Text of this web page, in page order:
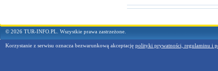
© 2026 TUR-INFO.PL. Wszystkie prawa zastrzeżone.
Korzystanie z serwisu oznacza bezwarunkową akceptację polityki prywatności, regulaminu i